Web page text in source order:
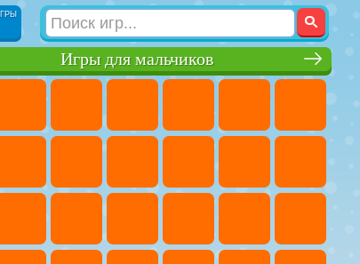
Игры для мальчиков